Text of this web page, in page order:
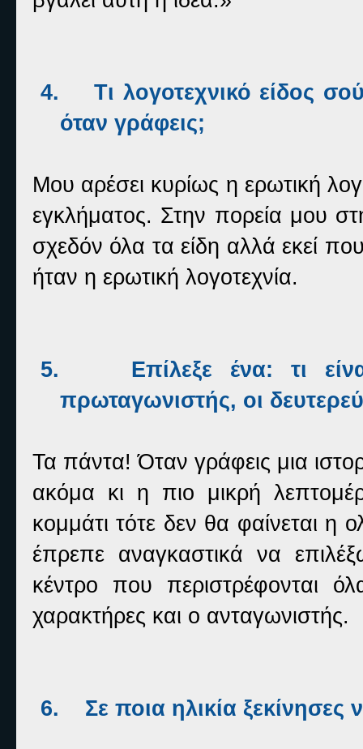
4.
Τι λογοτεχνικό είδος
όταν γράφεις;
Μου αρέσει κυρίως η ερωτική
εγκλήματος. Στην πορεία μου
σχεδόν όλα τα είδη αλλά εκεί
ήταν η ερωτική λογοτεχνία.
5.
Επίλεξε ένα: τι
πρωταγωνιστής, οι
Τα πάντα! Όταν γράφεις μια
ακόμα κι η πιο μικρή
κομμάτι τότε δεν θα φαίνεται η
έπρεπε αναγκαστικά να
κέντρο που περιστρέφονται
χαρακτήρες και ο ανταγωνιστής.
6. Σε ποια ηλικία ξεκίνησες